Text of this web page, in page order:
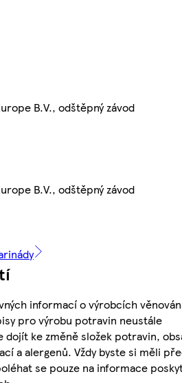
B.V., odštěpný závod
B.V., odštěpný závod
informací o výrobcích
pro výrobu potravin neustále
dojít ke změně složek potravin,
a alergenů. Vždy byste si měli
se pouze na informace